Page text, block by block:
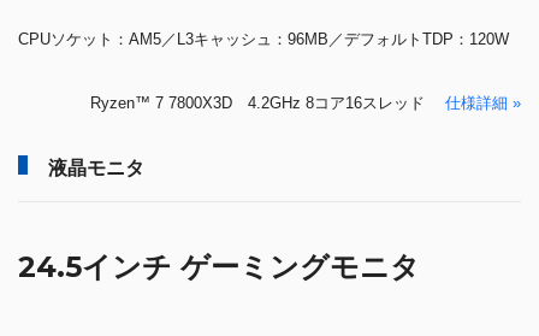
CPUソケット：AM5／L3キャッシュ：96MB／デフォルトTDP：120W
Ryzen™ 7 7800X3D 4.2GHz 8コア16スレッド 仕様詳細 »
液晶モニタ
24.5インチ ゲーミングモニタ